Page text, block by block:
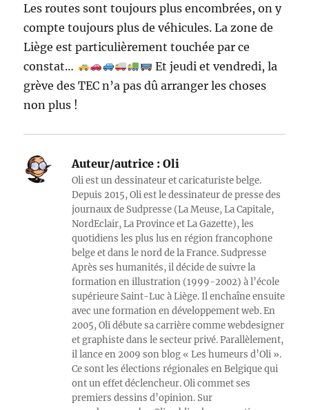
Les routes sont toujours plus encombrées, on y
compte toujours plus de véhicules. La zone de
Liège est particulièrement touchée par ce
constat…
Et jeudi et vendredi, la
grève des TEC n’a pas dû arranger les choses
non plus !
Auteur/autrice : Oli
Oli est un dessinateur et caricaturiste belge.
Depuis 2015, Oli est le dessinateur de presse des
journaux de Sudpresse (La Meuse, La Capitale,
NordEclair, La Province et La Gazette), les
quotidiens les plus lus en région francophone
belge et dans le nord de la France. Sudpresse
Après ses humanités, il décide de suivre la
formation en illustration (1999-2002) à l’école
supérieure Saint-Luc à Liège. Il enchaîne ensuite
avec une formation en développement web. En
2005, Oli débute sa carrière comme webdesigner
et graphiste dans le secteur privé. Parallèlement,
il lance en 2009 son blog « Les humeurs d’Oli ».
Ce sont les élections régionales en Belgique qui
ont un effet déclencheur. Oli commet ses
premiers dessins d’opinion. Sur